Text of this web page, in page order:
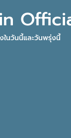
ในวันนี้และวันพรุ่งนี้